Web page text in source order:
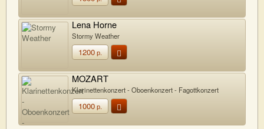
Lena Horne
Stormy Weather
1200р.
MOZART
Klarinettenkonzert - Oboenkonzert - Fagottkonzert
1000р.